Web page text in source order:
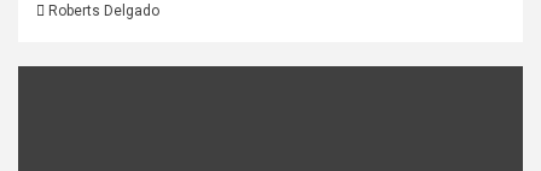
Roberts Delgado